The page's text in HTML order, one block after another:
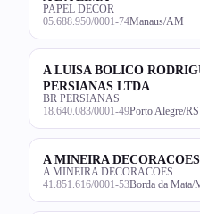
PAPEL DECOR
05.688.950/0001-74Manaus/AM
A LUISA BOLICO
PERSIANAS LTDA
BR PERSIANAS
18.640.083/0001-49Porto Alegre/RS
A MINEIRA
A MINEIRA DECORACOES
41.851.616/0001-53Borda da Mata/